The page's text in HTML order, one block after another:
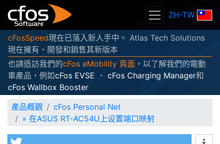
ZH-TW
cFosSpeed現在已落入新人手中。 Atlas Tech Solutions
現在擁有、開發和銷售其新版本
也請造訪我們的cFos eMobility 頁面 ，以了解我們的電動
車產品，例如cFos EVSE 、 cFos Charging Manager和
cFos Wallbox Booster
產品概觀
cFos Personal Net
» 在ASUS RT-AC54U上设置端口映射